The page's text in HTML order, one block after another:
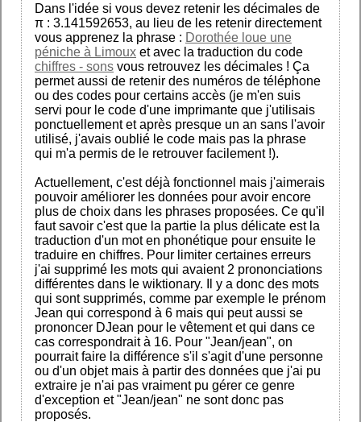
Dans l'idée si vous devez retenir les décimales de
π : 3.141592653, au lieu de les retenir directement
vous apprenez la phrase : Dorothée loue une
péniche à Limoux et avec la traduction du code
chiffres - sons vous retrouvez les décimales ! Ça
permet aussi de retenir des numéros de téléphone
ou des codes pour certains accès (je m'en suis
servi pour le code d'une imprimante que j'utilisais
ponctuellement et après presque un an sans l'avoir
utilisé, j'avais oublié le code mais pas la phrase
qui m'a permis de le retrouver facilement !).
Actuellement, c'est déjà fonctionnel mais j'aimerais
pouvoir améliorer les données pour avoir encore
plus de choix dans les phrases proposées. Ce qu'il
faut savoir c'est que la partie la plus délicate est la
traduction d'un mot en phonétique pour ensuite le
traduire en chiffres. Pour limiter certaines erreurs
j'ai supprimé les mots qui avaient 2 prononciations
différentes dans le wiktionary. Il y a donc des mots
qui sont supprimés, comme par exemple le prénom
Jean qui correspond à 6 mais qui peut aussi se
prononcer DJean pour le vêtement et qui dans ce
cas correspondrait à 16. Pour "Jean/jean", on
pourrait faire la différence s'il s'agit d'une personne
ou d'un objet mais à partir des données que j'ai pu
extraire je n'ai pas vraiment pu gérer ce genre
d'exception et "Jean/jean" ne sont donc pas
proposés.